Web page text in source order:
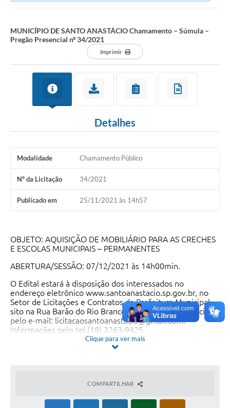
MUNICÍPIO DE SANTO ANASTÁCIO Chamamento – Súmula –
Pregão Presencial nº 34/2021
Imprimir
Detalhes
Modalidade Chamamento Público
Nº da Licitação 34/2021
Publicado em 25/11/2021 às 14h57
OBJETO: AQUISIÇÃO DE MOBILIÁRIO PARA AS CRECHES
E ESCOLAS MUNICIPAIS – PERMANENTES
ABERTURA/SESSÃO: 07/12/2021 às 14h00min.
O Edital estará à disposição dos interessados no
endereço eletrônico www.santoanastacio.sp.gov.br, no
Setor de Licitações e Contratos da Prefeitura Municipal,
sito na Rua Barão do Rio Branco, 220, centro, ou solicitar
pelo e-mail: licitacaosantoanastacio@gmail.com.
Informações pelo tel.(18) 3263-9425.
Santo Anastácio, 24 de novembro de 2021.
Download do edital em:
http://186.233.125.85:8079/comprasedital/
Clique para ver mais
COMPARTILHAR